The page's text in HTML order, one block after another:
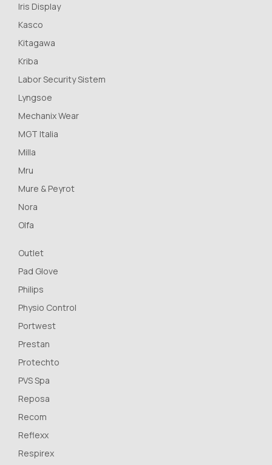
Iris Display
Kasco
Kitagawa
Kriba
Labor Security Sistem
Lyngsoe
Mechanix Wear
MGT Italia
Milla
Mru
Mure & Peyrot
Nora
Olfa
Outlet
Pad Glove
Philips
Physio Control
Portwest
Prestan
Protechto
PVS Spa
Reposa
Recom
Reflexx
Respirex